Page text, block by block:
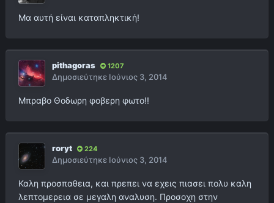
Μα αυτή είναι καταπληκτική!
pithagoras 1207
Δημοσιεύτηκε Ιούνιος 3, 2014
Μπραβο Θοδωρη φοβερη φωτο!!
roryt 224
Δημοσιεύτηκε Ιούνιος 3, 2014
Καλη προσπαθεια, και πρεπει να εχεις πιασει πολυ καλη
λεπτομερεια σε μεγαλη αναλυση. Προσοχη στην